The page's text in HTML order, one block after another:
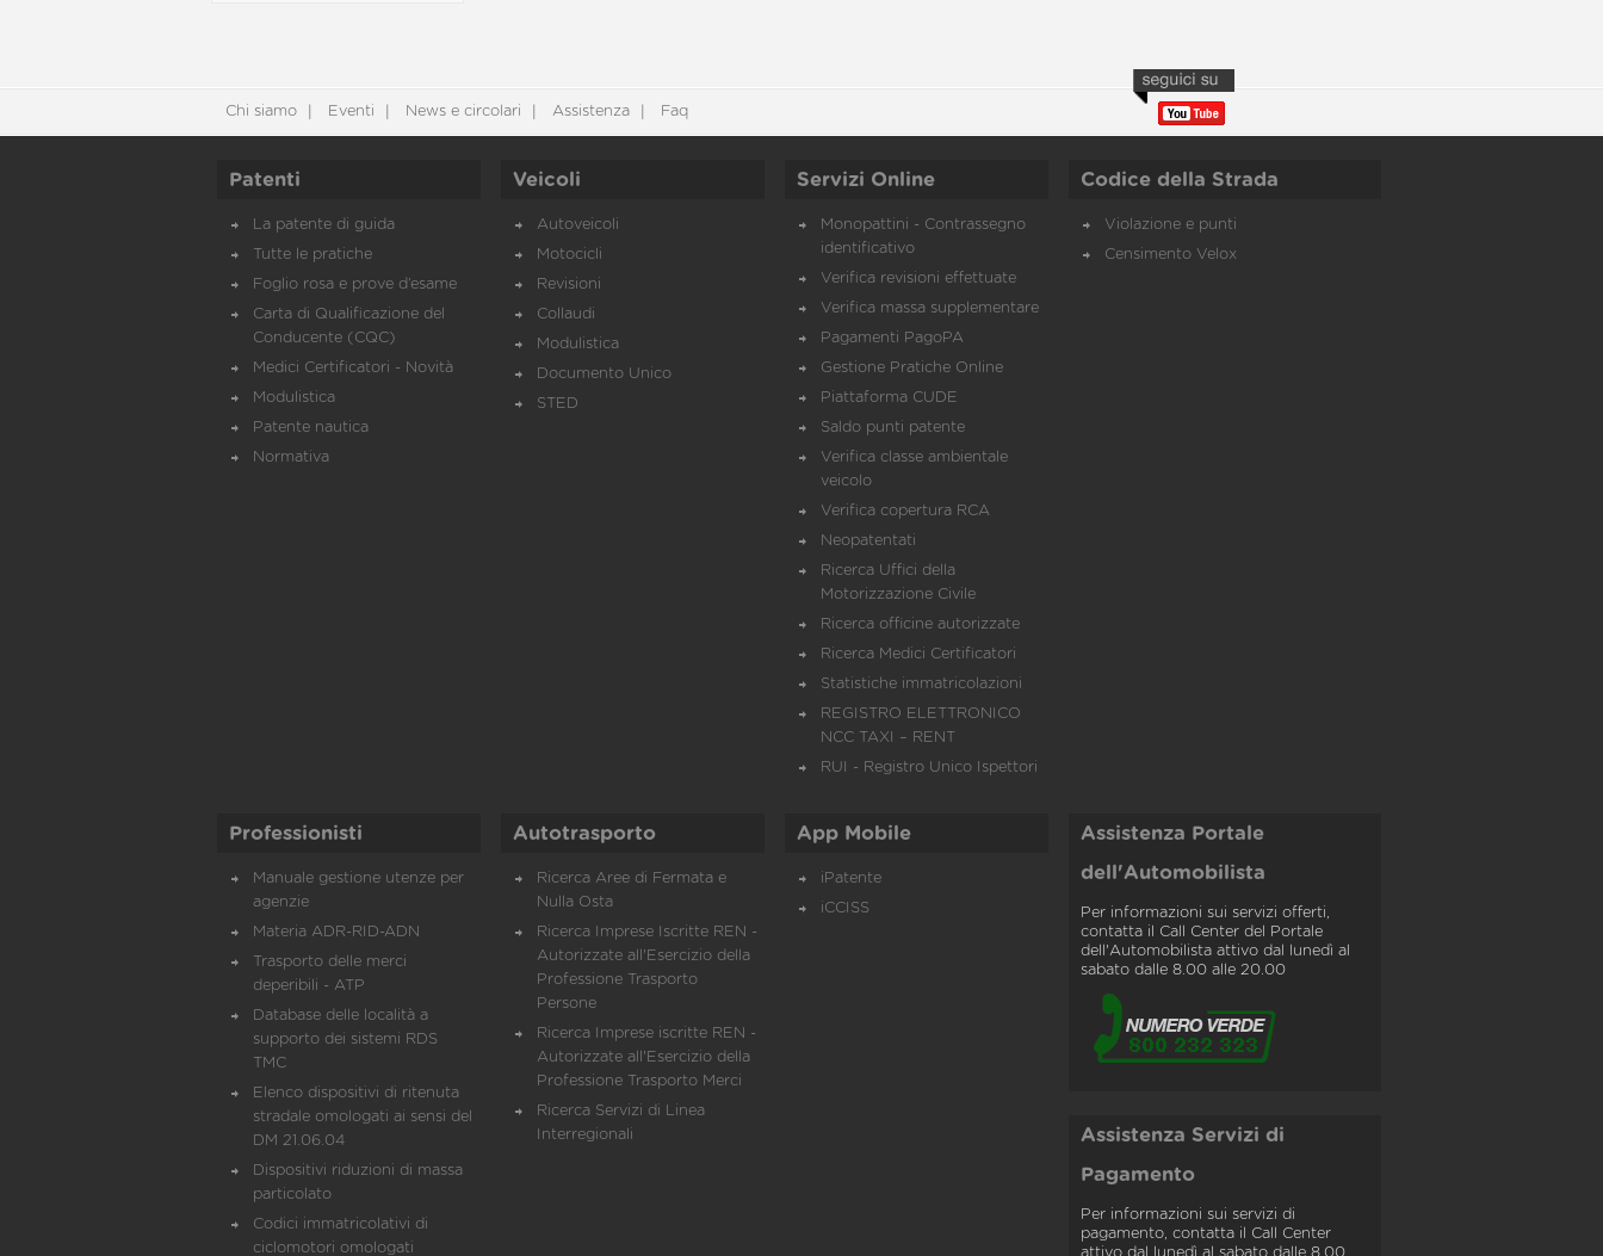
Chi siamo Eventi News e circolari Assistenza Faq
Patenti
La patente di guida
Tutte le pratiche
Foglio rosa e prove d’esame
Carta di Qualificazione del
Conducente (CQC)
Medici Certificatori - Novità
Modulistica
Patente nautica
Normativa
Veicoli
Autoveicoli
Motocicli
Revisioni
Collaudi
Modulistica
Documento Unico
STED
Servizi Online
Monopattini - Contrassegno
identificativo
Verifica revisioni effettuate
Verifica massa supplementare
Pagamenti PagoPA
Gestione Pratiche Online
Piattaforma CUDE
Saldo punti patente
Verifica classe ambientale
veicolo
Verifica copertura RCA
Neopatentati
Ricerca Uffici della
Motorizzazione Civile
Ricerca officine autorizzate
Ricerca Medici Certificatori
Statistiche immatricolazioni
REGISTRO ELETTRONICO
NCC TAXI – RENT
RUI - Registro Unico Ispettori
Codice della Strada
Violazione e punti
Censimento Velox
Professionisti
Manuale gestione utenze per
agenzie
Materia ADR-RID-ADN
Trasporto delle merci
deperibili - ATP
Database delle località a
supporto dei sistemi RDS
TMC
Elenco dispositivi di ritenuta
stradale omologati ai sensi del
DM 21.06.04
Dispositivi riduzioni di massa
particolato
Codici immatricolativi di
ciclomotori omologati
Autotrasporto
Ricerca Aree di Fermata e
Nulla Osta
Ricerca Imprese Iscritte REN -
Autorizzate all'Esercizio della
Professione Trasporto
Persone
Ricerca Imprese iscritte REN -
Autorizzate all'Esercizio della
Professione Trasporto Merci
Ricerca Servizi di Linea
Interregionali
App Mobile
iPatente
iCCISS
Assistenza Portale
dell'Automobilista
Per informazioni sui servizi offerti,
contatta il Call Center del Portale
dell'Automobilista attivo dal lunedì al
sabato dalle 8.00 alle 20.00
Assistenza Servizi di
Pagamento
Per informazioni sui servizi di
pagamento, contatta il Call Center